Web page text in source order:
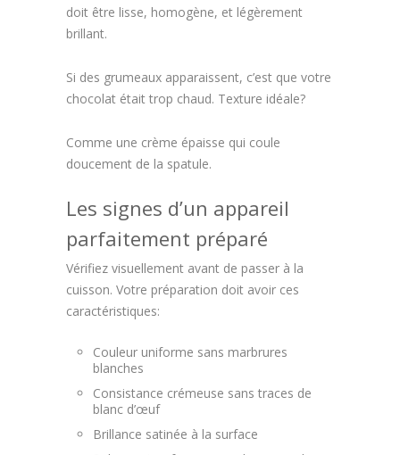
doit être lisse, homogène, et légèrement
brillant.
Si des grumeaux apparaissent, c’est que votre
chocolat était trop chaud. Texture idéale?
Comme une crème épaisse qui coule
doucement de la spatule.
Les signes d’un appareil
parfaitement préparé
Vérifiez visuellement avant de passer à la
cuisson. Votre préparation doit avoir ces
caractéristiques:
Couleur uniforme sans marbrures
blanches
Consistance crémeuse sans traces de
blanc d’œuf
Brillance satinée à la surface